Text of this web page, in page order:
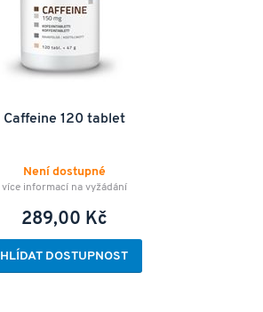
Caffeine 120 tablet
Není dostupné
více informací na vyžádání
289,00 Kč
HLÍDAT DOSTUPNOST